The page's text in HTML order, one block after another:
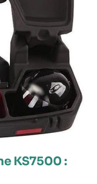
KS7500 :